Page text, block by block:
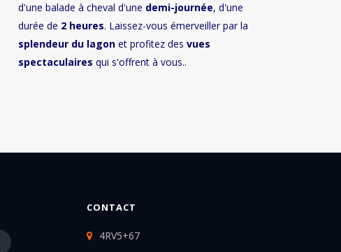
d'une balade à cheval d'une demi-journée, d'une
durée de 2 heures. Laissez-vous émerveiller par la
splendeur du lagon et profitez des vues
spectaculaires qui s'offrent à vous..
CONTACT
4RV5+67